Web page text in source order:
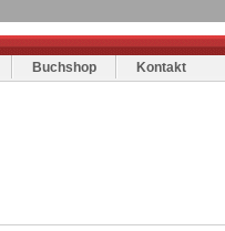
Buchshop Kontakt